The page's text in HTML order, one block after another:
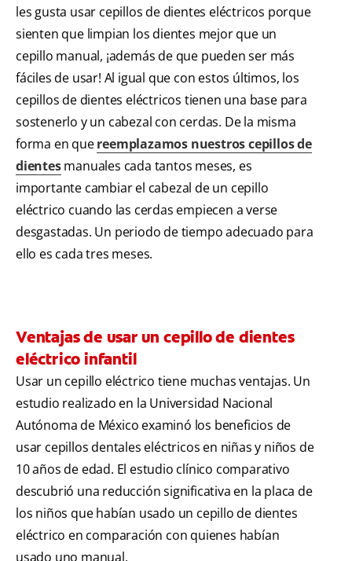
les gusta usar cepillos de dientes eléctricos porque
sienten que limpian los dientes mejor que un
cepillo manual, ¡además de que pueden ser más
fáciles de usar! Al igual que con estos últimos, los
cepillos de dientes eléctricos tienen una base para
sostenerlo y un cabezal con cerdas. De la misma
forma en quereemplazamos nuestros cepillos de
dientesmanuales cada tantos meses, es
importante cambiar el cabezal de un cepillo
eléctrico cuando las cerdas empiecen a verse
desgastadas. Un periodo de tiempo adecuado para
ello es cada tres meses.
Ventajas de usar un cepillo de dientes
eléctrico infantil
Usar un cepillo eléctrico tiene muchas ventajas. Un
estudio realizado en la Universidad Nacional
Autónoma de México examinó los beneficios de
usar cepillos dentales eléctricos en niñas y niños de
10 años de edad. El estudio clínico comparativo
descubrió una reducción significativa en la placa de
los niños que habían usado un cepillo de dientes
eléctrico en comparación con quienes habían
usado uno manual.